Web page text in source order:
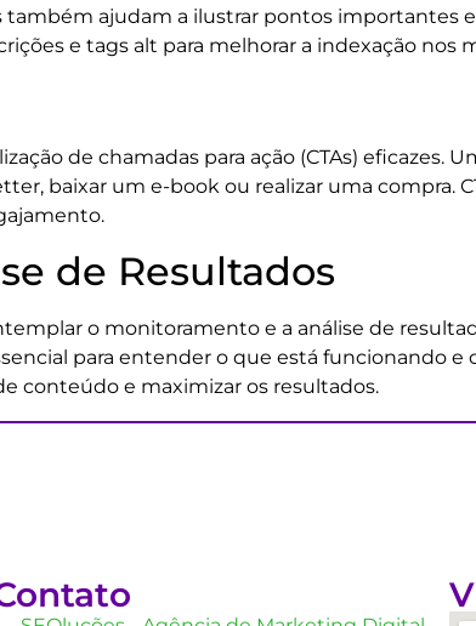
ajudam a ilustrar pontos importantes
e tags alt para melhorar a indexação nos
de chamadas para ação (CTAs) eficazes.
baixar um e-book ou realizar uma compra.
de Resultados
o monitoramento e a análise de
para entender o que está funcionando e
conteúdo e maximizar os resultados.